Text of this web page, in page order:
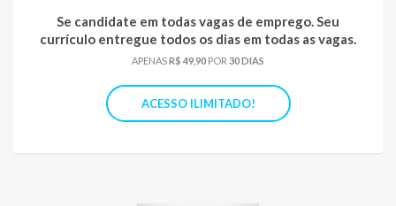
Se candidate em todas vagas de emprego. Seu
currículo entregue todos os dias em todas as vagas.
APENASR$ 49,90 POR 30 DIAS
ACESSO ILIMITADO!